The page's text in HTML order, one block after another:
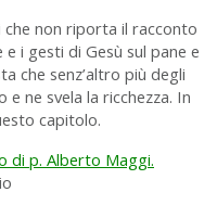
che non riporta il racconto
i gesti di Gesù sul pane e
che senz’altro più degli
ne svela la ricchezza. In
capitolo.
di p. Alberto Maggi.